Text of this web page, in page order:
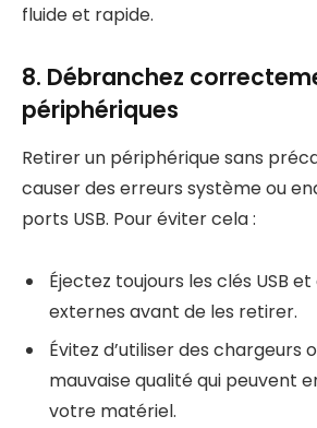
fluide et rapide.
8. Débranchez
périphériques
Retirer un périphérique sans
causer des erreurs système ou
ports USB. Pour éviter cela :
Éjectez toujours les clés USB et
externes avant de les retirer.
Évitez d’utiliser des chargeurs
mauvaise qualité qui peuvent
votre matériel.